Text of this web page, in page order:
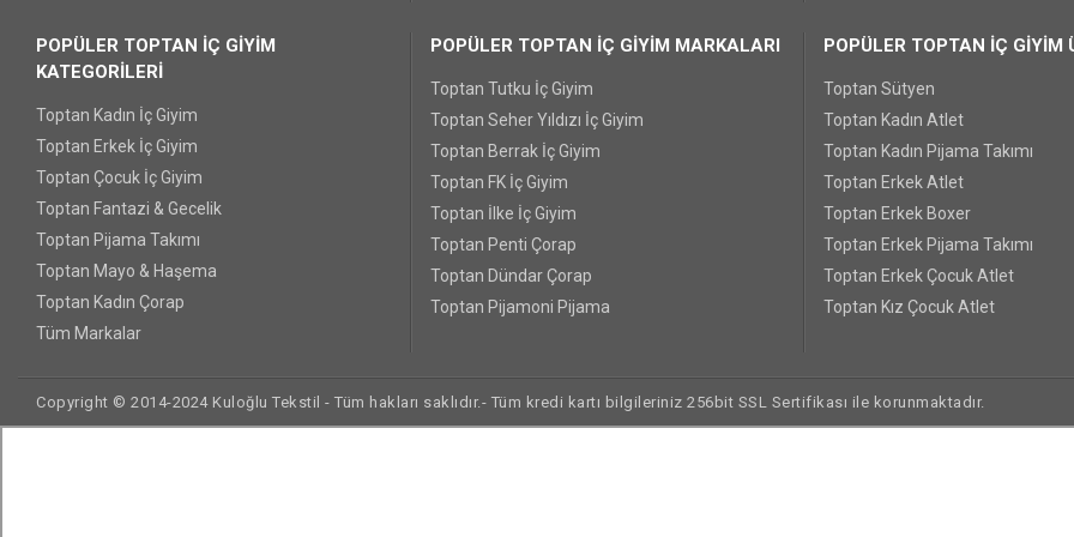
POPÜLER TOPTAN İÇ GİYİM
KATEGORİLERİ
Toptan Kadın İç Giyim
Toptan Erkek İç Giyim
Toptan Çocuk İç Giyim
Toptan Fantazi & Gecelik
Toptan Pijama Takımı
Toptan Mayo & Haşema
Toptan Kadın Çorap
Tüm Markalar
POPÜLER TOPTAN İÇ GİYİM MARKALARI
Toptan Tutku İç Giyim
Toptan Seher Yıldızı İç Giyim
Toptan Berrak İç Giyim
Toptan FK İç Giyim
Toptan İlke İç Giyim
Toptan Penti Çorap
Toptan Dündar Çorap
Toptan Pijamoni Pijama
POPÜLER TOPTAN İÇ GİYİM
Toptan Sütyen
Toptan Kadın Atlet
Toptan Kadın Pijama Takımı
Toptan Erkek Atlet
Toptan Erkek Boxer
Toptan Erkek Pijama Takımı
Toptan Erkek Çocuk Atlet
Toptan Kız Çocuk Atlet
Copyright © 2014-2024 Kuloğlu Tekstil - Tüm hakları saklıdır.- Tüm kredi kartı bilgileriniz 256bit SSL Sertifikası ile korunmaktadır.